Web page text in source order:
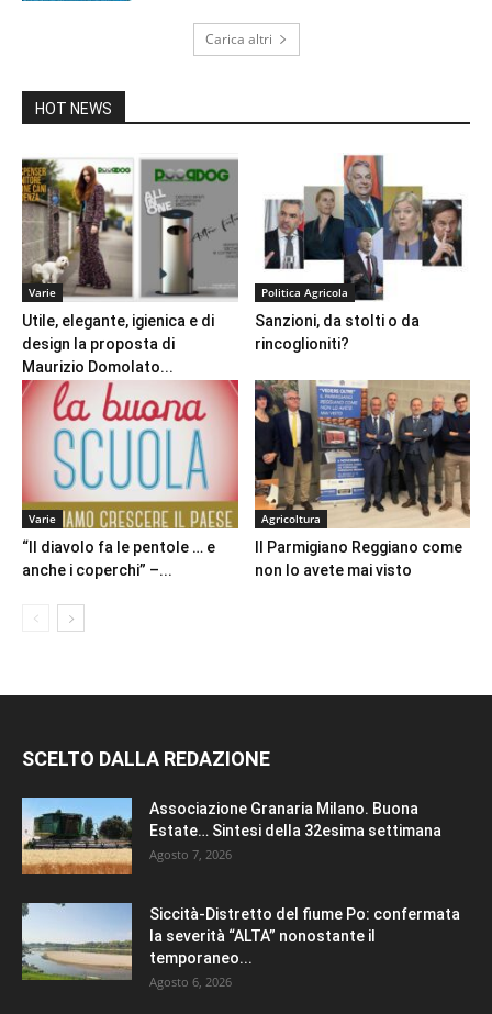
Carica altri
HOT NEWS
Varie
Utile, elegante, igienica e di
design la proposta di
Maurizio Domolato...
Politica Agricola
Sanzioni, da stolti o da
rincoglioniti?
Varie
“Il diavolo fa le pentole … e
anche i coperchi” –...
Agricoltura
Il Parmigiano Reggiano come
non lo avete mai visto
SCELTO DALLA REDAZIONE
Associazione Granaria Milano. Buona
Estate… Sintesi della 32esima settimana
Agosto 7, 2026
Siccità-Distretto del fiume Po: confermata
la severità “ALTA” nonostante il
temporaneo...
Agosto 6, 2026